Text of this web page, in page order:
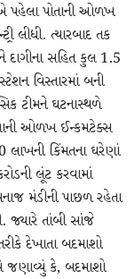
પહેલા પોતાની ઓળખ
લીધી. ત્યારબાદ તક
સહિત કુલ 1.5
વિસ્તારમાં બની
ટીમને ઘટનાસ્થળે
ઓળખ ઈન્કમટેક્સ
કિંમતના ઘરેણાં
લૂંટ કરવામાં
મંડીની પાછળ રહેતા
જ્યારે તાંબી સાંજે
દેખાતા બદમાશો
જણાવ્યું કે, બદમાશો